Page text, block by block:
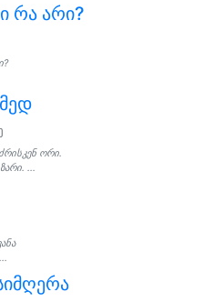
რა არი?
ორი.
...